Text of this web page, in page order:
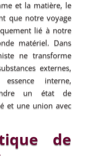
et la matière, le
que notre voyage
lié à notre
matériel. Dans
ne transforme
externes,
interne,
un état de
et une union avec
de